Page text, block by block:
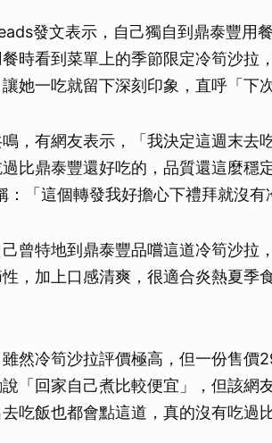
發文表示，自己獨自到鼎泰豐用
時看到菜單上的季節限定冷筍沙拉
她一吃就留下深刻印象，直呼「下
，有網友表示，「我決定這週末去
比鼎泰豐還好吃的，品質還這麼穩
「這個轉發我好擔心下禮拜就沒有
曾特地到鼎泰豐品嚐這道冷筍沙拉
，加上口感清爽，很適合炎熱夏季
然冷筍沙拉評價極高，但一份售價
「回家自己煮比較便宜」，但該網
吃飯也都會點這道，真的沒有吃過